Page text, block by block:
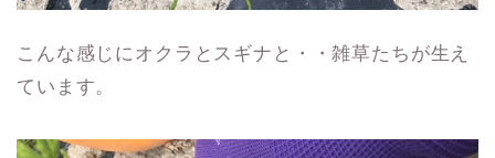
こんな感じにオクラとスギナと・・雑草たちが生え
ています。